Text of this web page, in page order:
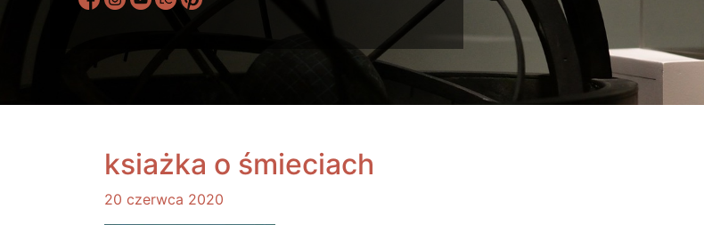
ksiażka o śmieciach
20 czerwca 2020